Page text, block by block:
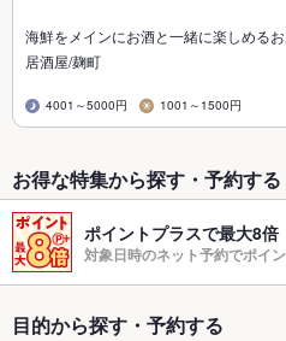
海鮮をメインにお酒と一緒に楽しめる
居酒屋/麹町
4001～5000円 1001～1500円
お得な特集から探す・予約する
ポイントプラスで最大8倍
対象日時のネット予約でポイ
目的から探す・予約する